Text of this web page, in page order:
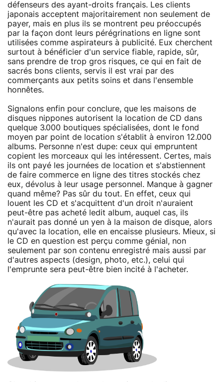
défenseurs des ayant-droits français. Les clients
japonais acceptent majoritairement non seulement de
payer, mais en plus ils se montrent peu préoccupés
par la façon dont leurs pérégrinations en ligne sont
utilisées comme aspirateurs à publicité. Eux cherchent
surtout à bénéficier d'un service fiable, rapide, sûr,
sans prendre de trop gros risques, ce qui en fait de
sacrés bons clients, servis il est vrai par des
commerçants aux petits soins et dans l'ensemble
honnêtes.
Signalons enfin pour conclure, que les maisons de
disques nippones autorisent la location de CD dans
quelque 3.000 boutiques spécialisées, dont le fond
moyen par point de location s'établit à environ 12.000
albums. Personne n'est dupe: ceux qui empruntent
copient les morceaux qui les intéressent. Certes, mais
ils ont payé les journées de location et s'abstiennent
de faire commerce en ligne des titres stockés chez
eux, dévolus à leur usage personnel. Manque à gagner
quand même? Pas sûr du tout. En effet, ceux qui
louent les CD et s'acquittent d'un droit n'auraient
peut-être pas acheté ledit album, auquel cas, ils
n'aurait pas donné un yen à la maison de disque, alors
qu'avec la location, elle en encaisse plusieurs. Mieux, si
le CD en question est perçu comme génial, non
seulement par son contenu enregistré mais aussi par
d'autres aspects (design, photo, etc.), celui qui
l'emprunte sera peut-être bien incité à l'acheter.